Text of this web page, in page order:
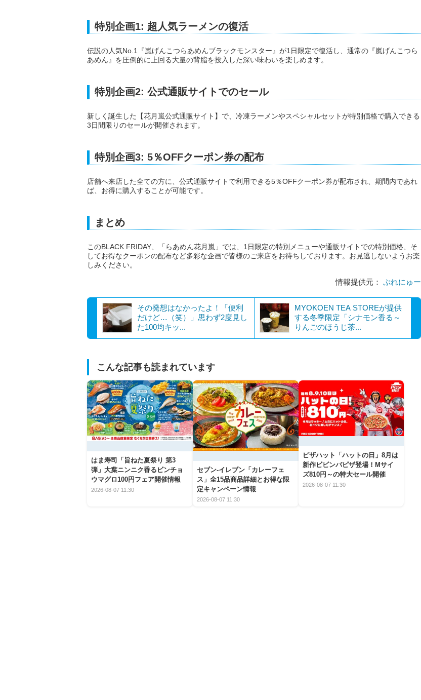
特別企画1: 超人気ラーメンの復活
伝説の人気No.1『嵐げんこつらあめんブラックモンスター』が1日限定で復活し、通常の『嵐げんこつら
あめん』を圧倒的に上回る大量の背脂を投入した深い味わいを楽しめます。
特別企画2: 公式通販サイトでのセール
新しく誕生した【花月嵐公式通販サイト】で、冷凍ラーメンやスペシャルセットが特別価格で購入できる
3日間限りのセールが開催されます。
特別企画3: 5％OFFクーポン券の配布
店舗へ来店した全ての方に、公式通販サイトで利用できる5％OFFクーポン券が配布され、期間内であれ
ば、お得に購入することが可能です。
まとめ
このBLACK FRIDAY、「らあめん花月嵐」では、1日限定の特別メニューや通販サイトでの特別価格、そ
してお得なクーポンの配布など多彩な企画で皆様のご来店をお待ちしております。お見逃しないようお楽
しみください。
情報提供元： ぷれにゅー
その発想はなかったよ！「便利
だけど…（笑）」思わず2度見し
た100均キッ...
MYOKOEN TEA STOREが提供
する冬季限定「シナモン香る～
りんごのほうじ茶...
こんな記事も読まれています
はま寿司「旨ねた夏祭り 第3
弾」大葉ニンニク香るビンチョ
ウマグロ100円フェア開催情報
2026-08-07 11:30
セブン‐イレブン「カレーフェ
ス」全15品商品詳細とお得な限
定キャンペーン情報
2026-08-07 11:30
ピザハット「ハットの日」8月は
新作ビビンバピザ登場！Mサイ
ズ810円～の特大セール開催
2026-08-07 11:30